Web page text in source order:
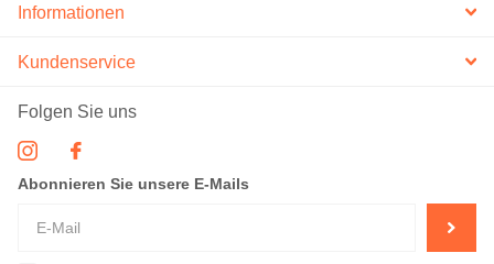
Informationen
Kundenservice
Folgen Sie uns
Abonnieren Sie unsere E-Mails